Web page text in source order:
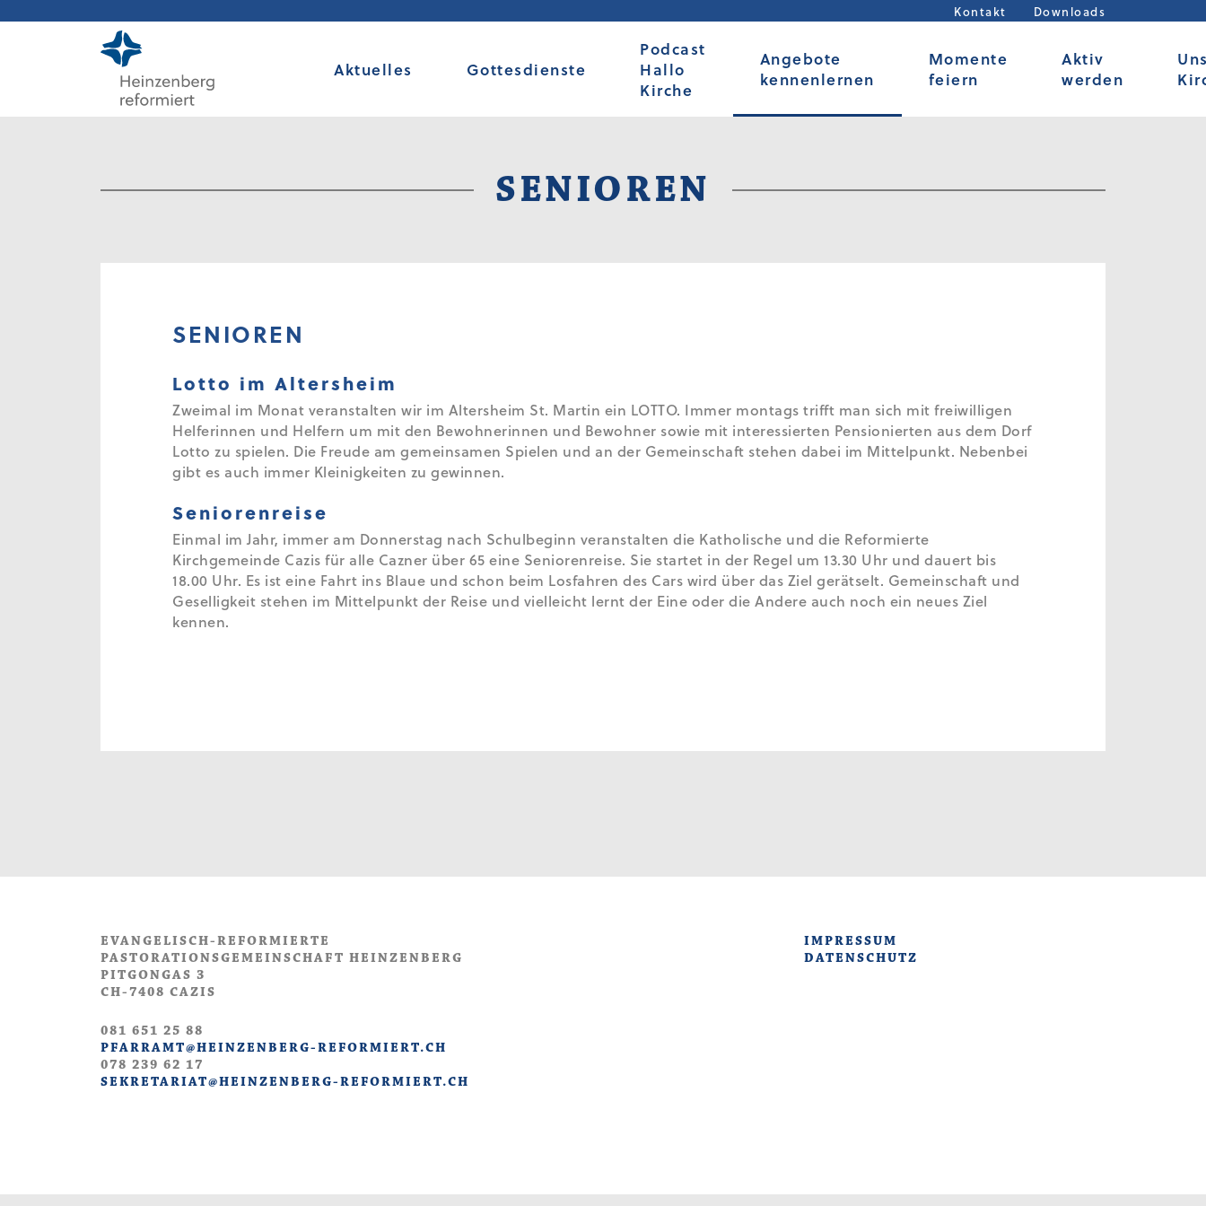
Kontakt Downloads
Aktuelles Gottesdienste
Podcast
Hallo
Kirche
Angebote
kennenlernen
Momente
feiern
Aktiv
werden
SENIOREN
SENIOREN
Lotto im Altersheim
Zweimal im Monat veranstalten wir im Altersheim St. Martin ein LOTTO. Immer montags trifft man sich mit freiwilligen
Helferinnen und Helfern um mit den Bewohnerinnen und Bewohner sowie mit interessierten Pensionierten aus dem Dorf
Lotto zu spielen. Die Freude am gemeinsamen Spielen und an der Gemeinschaft stehen dabei im Mittelpunkt. Nebenbei
gibt es auch immer Kleinigkeiten zu gewinnen.
Seniorenreise
Einmal im Jahr, immer am Donnerstag nach Schulbeginn veranstalten die Katholische und die Reformierte
Kirchgemeinde Cazis für alle Cazner über 65 eine Seniorenreise. Sie startet in der Regel um 13.30 Uhr und dauert bis
18.00 Uhr. Es ist eine Fahrt ins Blaue und schon beim Losfahren des Cars wird über das Ziel gerätselt. Gemeinschaft und
Geselligkeit stehen im Mittelpunkt der Reise und vielleicht lernt der Eine oder die Andere auch noch ein neues Ziel
kennen.
EVANGELISCH-REFORMIERTE
PASTORATIONSGEMEINSCHAFT HEINZENBERG
PITGONGAS 3
CH-7408 CAZIS
081 651 25 88
PFARRAMT@HEINZENBERG-REFORMIERT.CH
078 239 62 17
SEKRETARIAT@HEINZENBERG-REFORMIERT.CH
IMPRESSUM
DATENSCHUTZ